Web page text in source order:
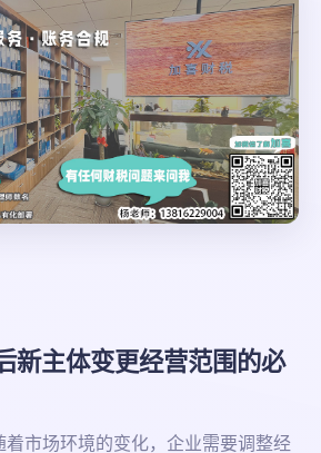
新主体变更经营范围的必
着市场环境的变化，企业需要调整经